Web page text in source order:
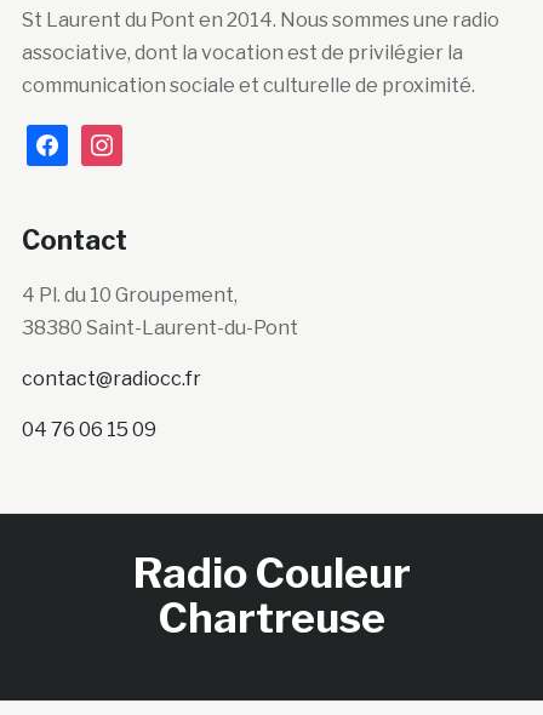
St Laurent du Pont en 2014. Nous sommes une radio
associative, dont la vocation est de privilégier la
communication sociale et culturelle de proximité.
facebookinstagram
Contact
4 Pl. du 10 Groupement,
38380 Saint-Laurent-du-Pont
contact@radiocc.fr
04 76 06 15 09
Radio Couleur
Chartreuse